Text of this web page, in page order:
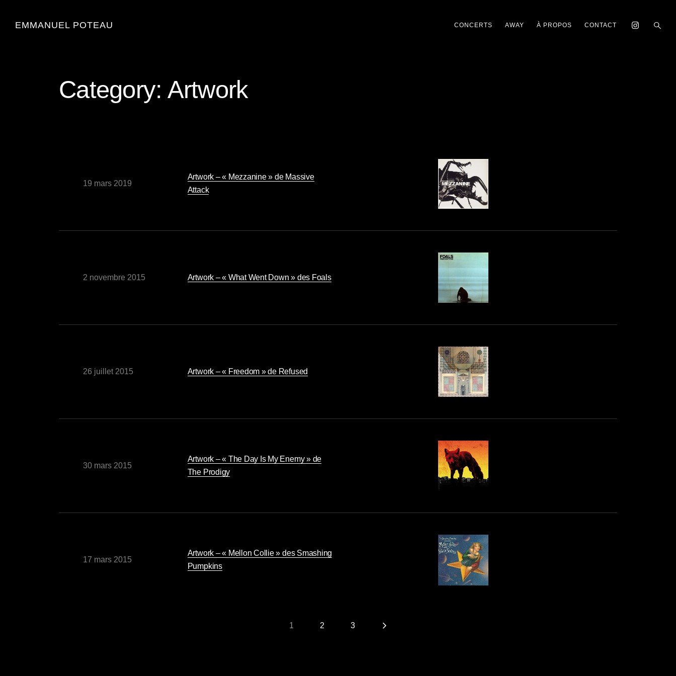
EMMANUEL POTEAU CONCERTS AWAY À PROPOS CONTACT
Category: Artwork
19 mars 2019
Artwork – « Mezzanine » de Massive
Attack
2 novembre 2015 Artwork – « What Went Down » des Foals
26 juillet 2015 Artwork – « Freedom » de Refused
30 mars 2015
Artwork – « The Day Is My Enemy » de
The Prodigy
17 mars 2015
Artwork – « Mellon Collie » des Smashing
Pumpkins
1 2 3